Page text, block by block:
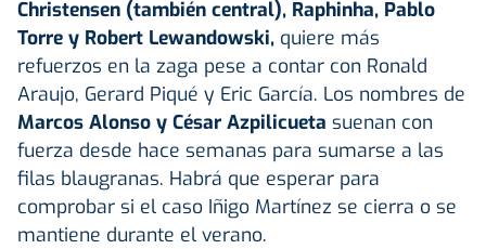
Christensen (también central), Raphinha, Pablo
Torre y Robert Lewandowski, quiere más
refuerzos en la zaga pese a contar con Ronald
Araujo, Gerard Piqué y Eric García. Los nombres de
Marcos Alonso y César Azpilicueta suenan con
fuerza desde hace semanas para sumarse a las
filas blaugranas. Habrá que esperar para
comprobar si el caso Iñigo Martínez se cierra o se
mantiene durante el verano.